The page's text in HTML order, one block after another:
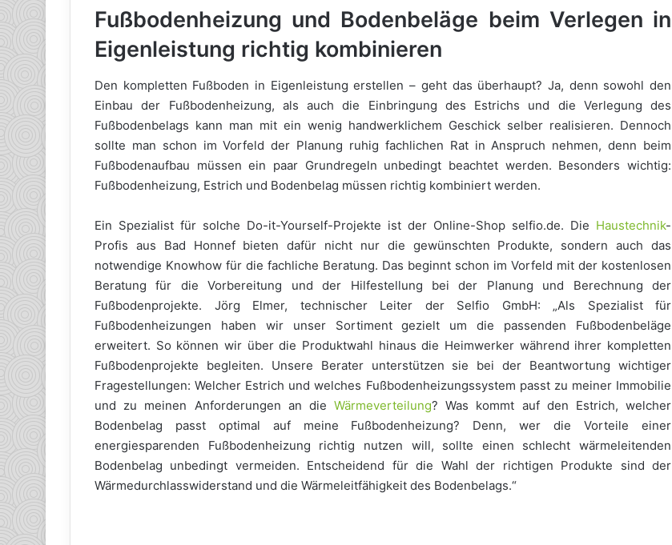
Fußbodenheizung und Bodenbeläge beim Verlegen in
Eigenleistung richtig kombinieren
Den kompletten Fußboden in Eigenleistung erstellen – geht das überhaupt? Ja, denn sowohl den
Einbau der Fußbodenheizung, als auch die Einbringung des Estrichs und die Verlegung des
Fußbodenbelags kann man mit ein wenig handwerklichem Geschick selber realisieren. Dennoch
sollte man schon im Vorfeld der Planung ruhig fachlichen Rat in Anspruch nehmen, denn beim
Fußbodenaufbau müssen ein paar Grundregeln unbedingt beachtet werden. Besonders wichtig:
Fußbodenheizung, Estrich und Bodenbelag müssen richtig kombiniert werden.
Ein Spezialist für solche Do-it-Yourself-Projekte ist der Online-Shop selfio.de. Die Haustechnik-
Profis aus Bad Honnef bieten dafür nicht nur die gewünschten Produkte, sondern auch das
notwendige Knowhow für die fachliche Beratung. Das beginnt schon im Vorfeld mit der kostenlosen
Beratung für die Vorbereitung und der Hilfestellung bei der Planung und Berechnung der
Fußbodenprojekte. Jörg Elmer, technischer Leiter der Selfio GmbH: „Als Spezialist für
Fußbodenheizungen haben wir unser Sortiment gezielt um die passenden Fußbodenbeläge
erweitert. So können wir über die Produktwahl hinaus die Heimwerker während ihrer kompletten
Fußbodenprojekte begleiten. Unsere Berater unterstützen sie bei der Beantwortung wichtiger
Fragestellungen: Welcher Estrich und welches Fußbodenheizungssystem passt zu meiner Immobilie
und zu meinen Anforderungen an die Wärmeverteilung? Was kommt auf den Estrich, welcher
Bodenbelag passt optimal auf meine Fußbodenheizung? Denn, wer die Vorteile einer
energiesparenden Fußbodenheizung richtig nutzen will, sollte einen schlecht wärmeleitenden
Bodenbelag unbedingt vermeiden. Entscheidend für die Wahl der richtigen Produkte sind der
Wärmedurchlasswiderstand und die Wärmeleitfähigkeit des Bodenbelags.“